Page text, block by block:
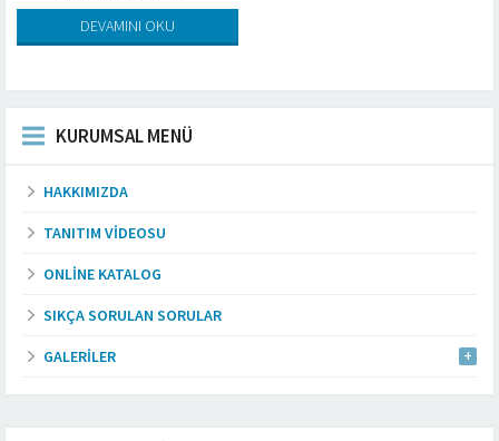
DEVAMINI OKU
KURUMSAL MENÜ
HAKKIMIZDA
TANITIM VIDEOSU
ONLINE KATALOG
SIKÇA SORULAN SORULAR
GALERILER